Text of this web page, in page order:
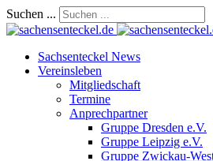
Suchen ...
Sachsenteckel News
Vereinsleben
Mitgliedschaft
Termine
Anprechpartner
Gruppe Dresden e.V.
Gruppe Leipzig e.V.
Gruppe Zwickau-